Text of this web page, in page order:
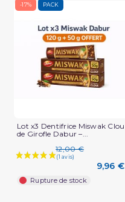
-17% PACK
Lot x3 Dentifrice Miswak Clou
de Girofle Dabur –...
12,00 €
9,96 €
Rupture de stock